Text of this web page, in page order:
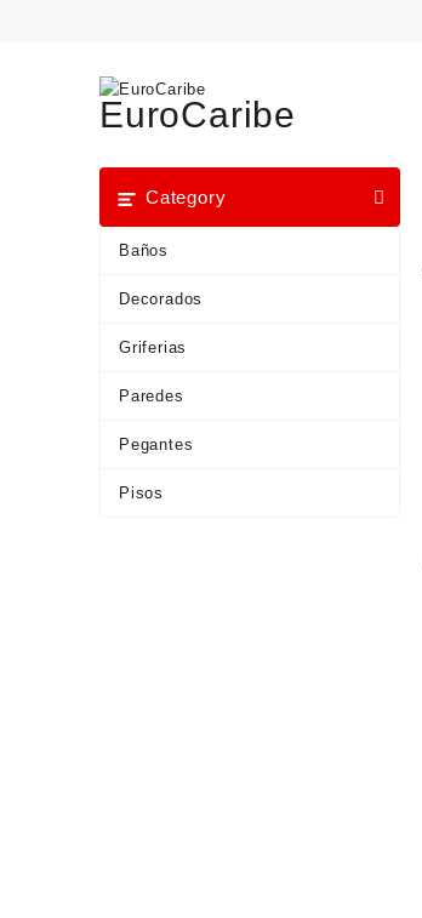
EuroCaribe
Category
Baños
Decorados
Griferias
Paredes
Pegantes
Pisos